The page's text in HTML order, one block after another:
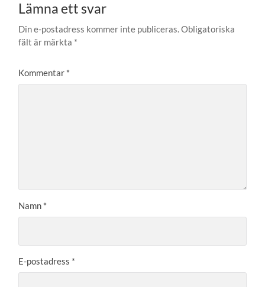
Lämna ett svar
Din e-postadress kommer inte publiceras.Obligatoriska
fält är märkta *
Kommentar *
Namn *
E-postadress *